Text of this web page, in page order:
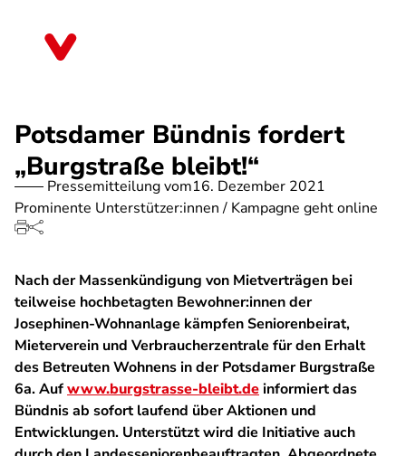
Potsdamer Bündnis fordert
„Burgstraße bleibt!“
Pressemitteilung vom16. Dezember 2021
Prominente Unterstützer:innen / Kampagne geht online
Nach der Massenkündigung von Mietverträgen bei
teilweise hochbetagten Bewohner:innen der
Josephinen-Wohnanlage kämpfen Seniorenbeirat,
Mieterverein und Verbraucherzentrale für den Erhalt
des Betreuten Wohnens in der Potsdamer Burgstraße
6a. Aufwww.burgstrasse-bleibt.deinformiert das
Bündnis ab sofort laufend über Aktionen und
Entwicklungen. Unterstützt wird die Initiative auch